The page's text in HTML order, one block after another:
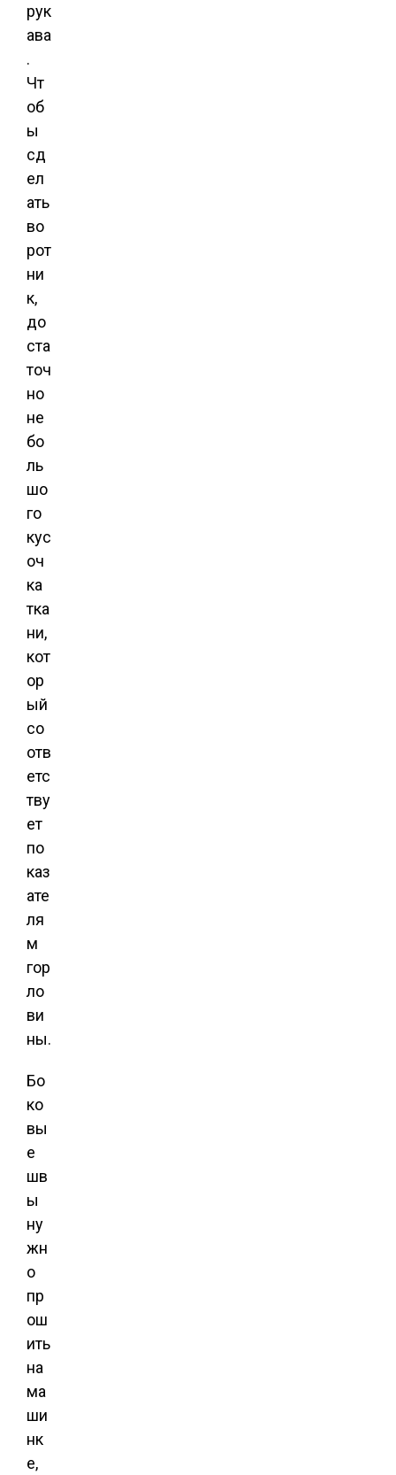
рук
ава
.
Чт
об
ы
сд
ел
ать
во
рот
ни
к,
до
ста
точ
но
не
бо
ль
шо
го
кус
оч
ка
тка
ни,
кот
ор
ый
со
отв
етс
тву
ет
по
каз
ате
ля
м
гор
ло
ви
ны.
Бо
ко
вы
е
шв
ы
ну
жн
о
пр
ош
ить
на
ма
ши
нк
е,